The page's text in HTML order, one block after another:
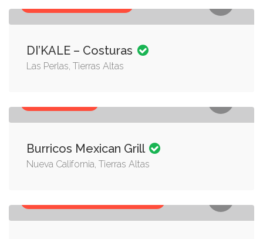
DI’KALE – Costuras
Las Perlas, Tierras Altas
Burricos Mexican Grill
Nueva California, Tierras Altas